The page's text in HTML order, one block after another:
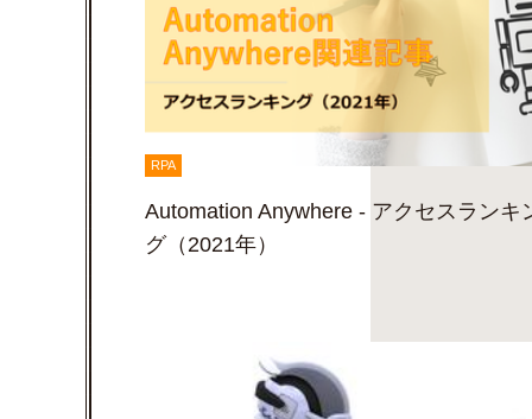
RPA
Automation Anywhere - アクセスランキ
グ（2021年）